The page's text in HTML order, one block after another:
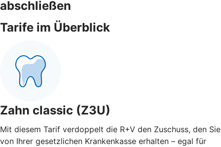
abschließen
Tarife im Überblick
Zahn classic (Z3U)
Mit diesem Tarif verdoppelt die R+V den Zuschuss, den Sie
von Ihrer gesetzlichen Krankenkasse erhalten – egal für